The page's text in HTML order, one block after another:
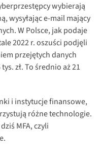
wybierają
wysyłając e-mail mający
W Polsce, jak podaje
2022 r. oszuści podjęli
przejętych danych
zł. To średnio aż 21
i instytucje finansowe,
różne technologie.
MFA, czyli